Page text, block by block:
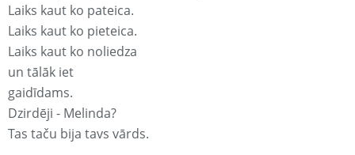
Laiks kaut ko pateica.
Laiks kaut ko pieteica.
Laiks kaut ko noliedza
un tālāk iet
gaidīdams.
Dzirdēji - Melinda?
Tas taču bija tavs vārds.